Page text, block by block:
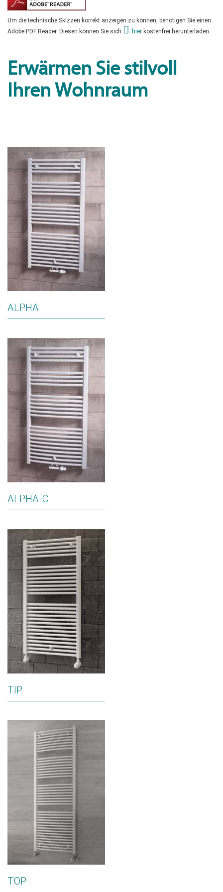
Um die technische Skizzen korrekt anzeigen zu können, benötigen Sie einen
Adobe PDF Reader. Diesen können Sie sich
hier kostenfrei herunterladen.
Erwärmen Sie stilvoll
Ihren Wohnraum
ALPHA
ALPHA-C
TIP
TOP